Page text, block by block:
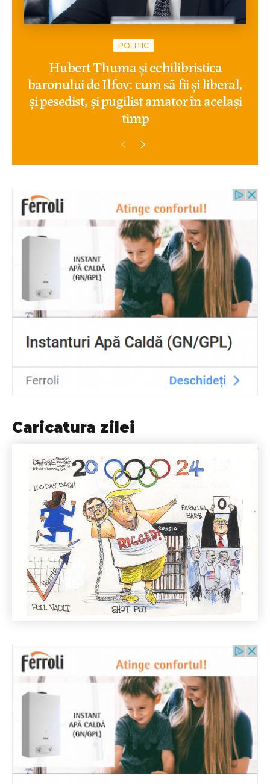
POLITIC
Hubert Thuma și echilibristica
baronului de Ilfov: cum să fii și liberal,
și pesedist, și pugilist amator în același
timp
Caricatura zilei